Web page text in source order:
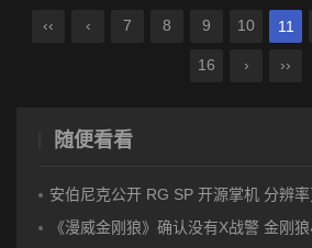
‹‹ ‹ 7 8 9 10 11
16 › ››
随便看看
安伯尼克公开 RG SP 开源掌机 分辨
《漫威金刚狼》确认没有X战警 金刚